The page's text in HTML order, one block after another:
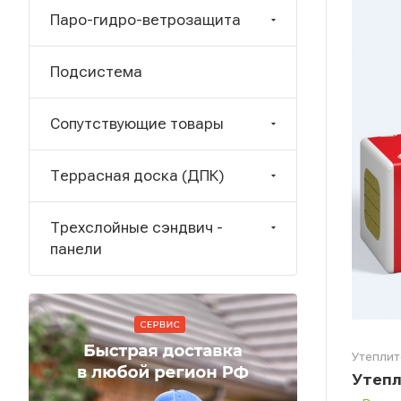
Паро-гидро-ветрозащита
Подсистема
Сопутствующие товары
Террасная доска (ДПК)
Трехслойные сэндвич -
панели